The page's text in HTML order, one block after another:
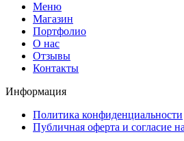
Меню
Магазин
Портфолио
О нас
Отзывы
Контакты
Информация
Политика конфиденциальности
Публичная оферта и согласие